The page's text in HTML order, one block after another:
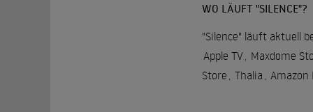
WO LÄUFT "SILENCE"?
"Silence" läuft aktuell
Apple TV
Maxdome
Store Thalia Amazon